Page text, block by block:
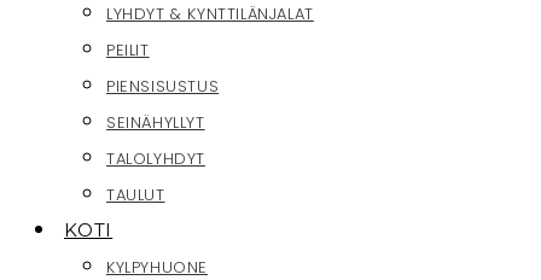
LYHDYT & KYNTTILÄNJALAT
PEILIT
PIENSISUSTUS
SEINÄHYLLYT
TALOLYHDYT
TAULUT
KOTI
KYLPYHUONE